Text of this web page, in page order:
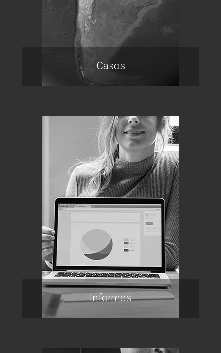
Casos
Informes